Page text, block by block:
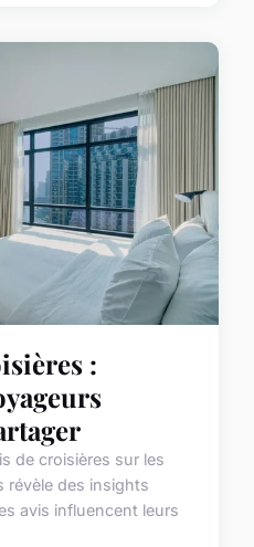
:
de croisières sur les
révèle des insights
avis influencent leurs